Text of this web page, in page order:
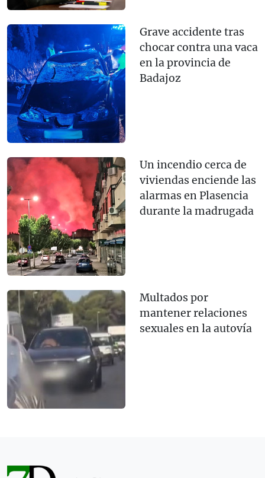
Grave accidente tras
chocar contra una vaca
en la provincia de
Badajoz
Un incendio cerca de
viviendas enciende las
alarmas en Plasencia
durante la madrugada
Multados por
mantener relaciones
sexuales en la autovía